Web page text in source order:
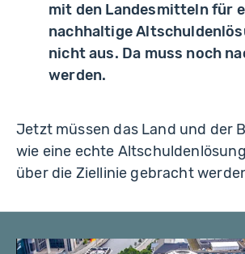
mit den Landesmitteln für
nachhaltige
nicht aus. Da muss noch
werden.
Jetzt müssen das Land und der
wie eine echte
über die Ziellinie gebracht